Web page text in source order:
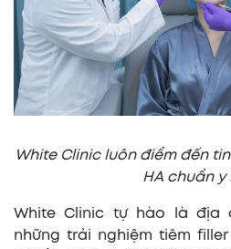
White Clinic luôn điểm đến
HA chuẩn y
White Clinic tự hào là địa
những trải nghiệm tiêm